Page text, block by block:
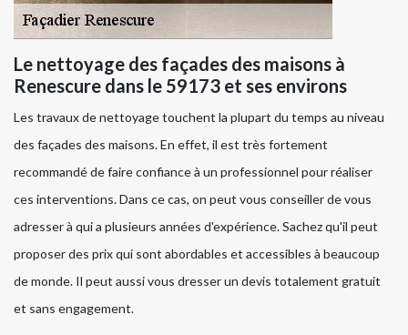
Le nettoyage des façades des maisons à
Renescure dans le 59173 et ses environs
Les travaux de nettoyage touchent la plupart du temps au niveau
des façades des maisons. En effet, il est très fortement
recommandé de faire confiance à un professionnel pour réaliser
ces interventions. Dans ce cas, on peut vous conseiller de vous
adresser à qui a plusieurs années d'expérience. Sachez qu'il peut
proposer des prix qui sont abordables et accessibles à beaucoup
de monde. Il peut aussi vous dresser un devis totalement gratuit
et sans engagement.